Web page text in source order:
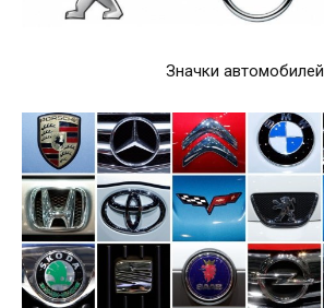
Значки автомобилей